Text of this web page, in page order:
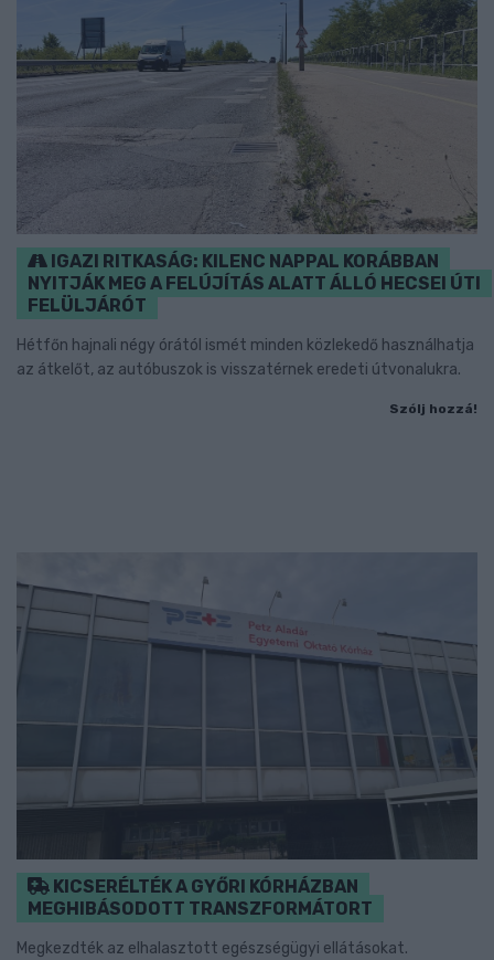
IGAZI RITKASÁG: KILENC NAPPAL KORÁBBAN
NYITJÁK MEG A FELÚJÍTÁS ALATT ÁLLÓ HECSEI ÚTI
FELÜLJÁRÓT
Hétfőn hajnali négy órától ismét minden közlekedő használhatja
az átkelőt, az autóbuszok is visszatérnek eredeti útvonalukra.
Szólj hozzá!
KICSERÉLTÉK A GYŐRI KÓRHÁZBAN
MEGHIBÁSODOTT TRANSZFORMÁTORT
Megkezdték az elhalasztott egészségügyi ellátásokat.